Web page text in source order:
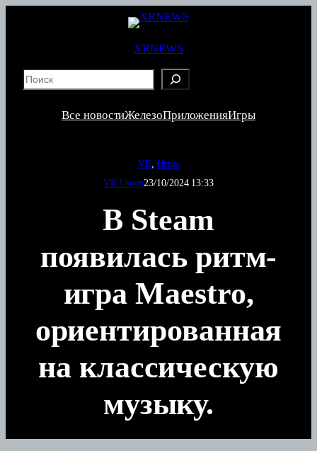
XRNEWS
Все новостиЖелезоПриложенияИгры
VR Игры
VR Union23/10/2024 13:33
В Steam
появилась ритм-
игра Maestro,
ориентированная
на классическую
музыку.